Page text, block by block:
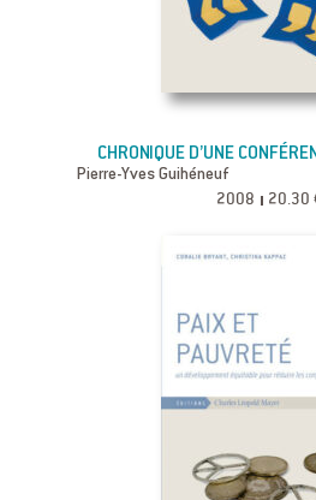
CHRONIQUE D’UNE
Pierre-Yves Guihéneuf
2008 20.30